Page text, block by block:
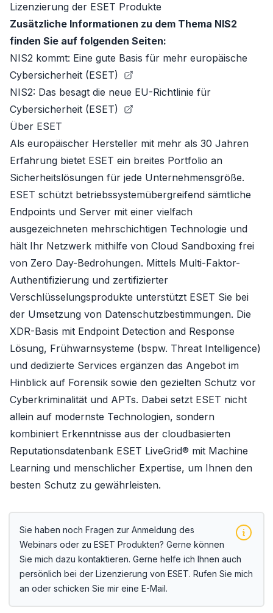
Lizenzierung der ESET Produkte
Zusätzliche Informationen zu dem Thema NIS2
finden Sie auf folgenden Seiten:
NIS2 kommt: Eine gute Basis für mehr europäische
Cybersicherheit (ESET)
NIS2: Das besagt die neue EU-Richtlinie für
Cybersicherheit (ESET)
Über ESET
Als europäischer Hersteller mit mehr als 30 Jahren
Erfahrung bietet ESET ein breites Portfolio an
Sicherheitslösungen für jede Unternehmensgröße.
ESET schützt betriebssystemübergreifend sämtliche
Endpoints und Server mit einer vielfach
ausgezeichneten mehrschichtigen Technologie und
hält Ihr Netzwerk mithilfe von Cloud Sandboxing frei
von Zero Day-Bedrohungen. Mittels Multi-Faktor-
Authentifizierung und zertifizierter
Verschlüsselungsprodukte unterstützt ESET Sie bei
der Umsetzung von Datenschutzbestimmungen. Die
XDR-Basis mit Endpoint Detection and Response
Lösung, Frühwarnsysteme (bspw. Threat Intelligence)
und dedizierte Services ergänzen das Angebot im
Hinblick auf Forensik sowie den gezielten Schutz vor
Cyberkriminalität und APTs. Dabei setzt ESET nicht
allein auf modernste Technologien, sondern
kombiniert Erkenntnisse aus der cloudbasierten
Reputationsdatenbank ESET LiveGrid® mit Machine
Learning und menschlicher Expertise, um Ihnen den
besten Schutz zu gewährleisten.
Sie haben noch Fragen zur Anmeldung des
Webinars oder zu ESET Produkten? Gerne können
Sie mich dazu kontaktieren. Gerne helfe ich Ihnen auch
persönlich bei der Lizenzierung von ESET. Rufen Sie mich
an oder schicken Sie mir eine E-Mail.